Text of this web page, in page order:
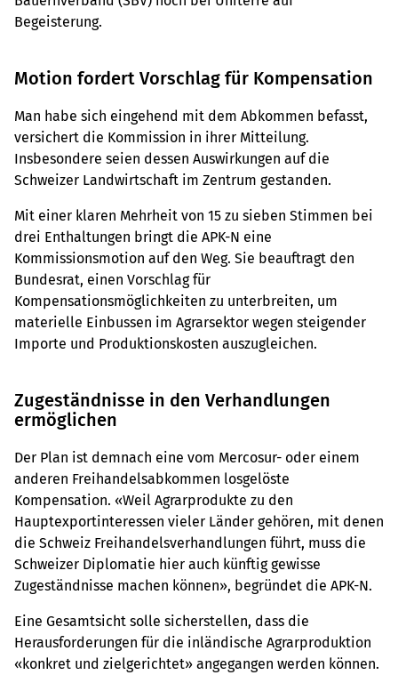
Begeisterung.
Motion fordert Vorschlag für Kompensation
Man habe sich eingehend mit dem Abkommen befasst,
versichert die Kommission in ihrer Mitteilung.
Insbesondere seien dessen Auswirkungen auf die
Schweizer Landwirtschaft im Zentrum gestanden.
Mit einer klaren Mehrheit von 15 zu sieben Stimmen bei
drei Enthaltungen bringt die APK-N eine
Kommissionsmotion auf den Weg. Sie beauftragt den
Bundesrat, einen Vorschlag für
Kompensationsmöglichkeiten zu unterbreiten, um
materielle Einbussen im Agrarsektor wegen steigender
Importe und Produktionskosten auszugleichen.
Zugeständnisse in den Verhandlungen
ermöglichen
Der Plan ist demnach eine vom Mercosur- oder einem
anderen Freihandelsabkommen losgelöste
Kompensation. «Weil Agrarprodukte zu den
Hauptexportinteressen vieler Länder gehören, mit denen
die Schweiz Freihandelsverhandlungen führt, muss die
Schweizer Diplomatie hier auch künftig gewisse
Zugeständnisse machen können», begründet die APK-N.
Eine Gesamtsicht solle sicherstellen, dass die
Herausforderungen für die inländische Agrarproduktion
«konkret und zielgerichtet» angegangen werden können.